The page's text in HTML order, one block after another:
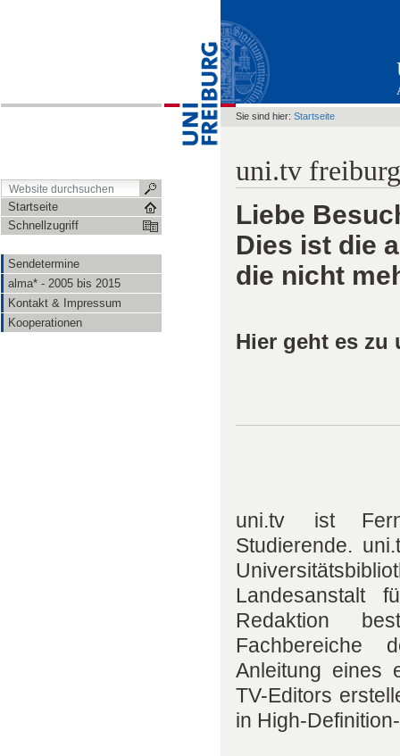
Startseite
Schnellzugriff
Sendetermine
alma* - 2005 bis 2015
Kontakt & Impressum
Kooperationen
Sie sind hier: Startseite
uni.tv freiburg
Liebe
Dies ist die
die nicht
Hier geht es zu
uni.tv
ist
Studierende.
Landesanstalt
Redaktion
Fachbereiche
Anleitung eines
TV-Editors
in High-